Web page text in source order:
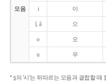
모음 i 이
î, â 으
o 오
u 우
* ş의 '시'는 뒤따르는 모음과 결합할 때